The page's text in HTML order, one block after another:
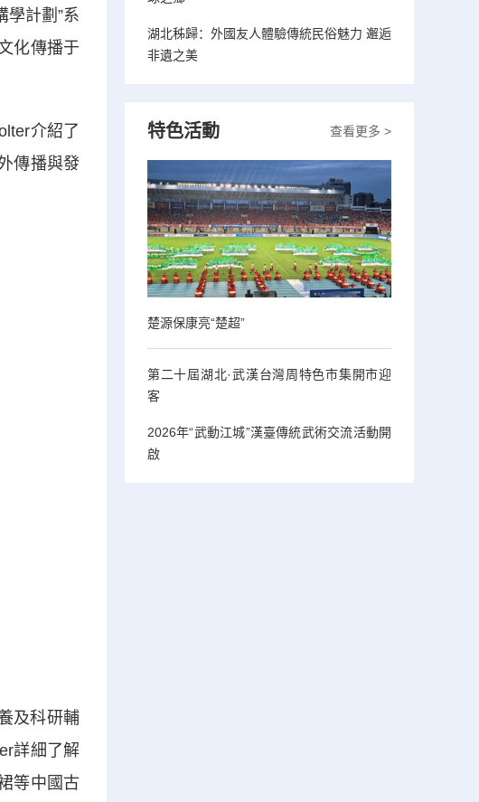
計劃”系
化傳播于
介紹了
傳播與發
及科研輔
詳細了解
等中國古
湖北秭歸：外國友人體驗傳統民俗魅力 邂逅
非遺之美
查看更多 >
特色活動
楚源保康亮“楚超”
第二十屆湖北·武漢台灣周特色市集開市迎
客
2026年“武動江城”漢臺傳統武術交流活動開
啟